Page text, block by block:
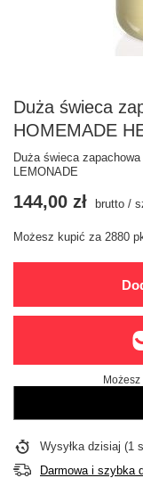
Duża świeca
HOMEMADE
Duża świeca
LEMONADE
144,00 zł brutto /
Możesz kupić za 2880
Wysyłka dzisiaj (1
Darmowa i szybka